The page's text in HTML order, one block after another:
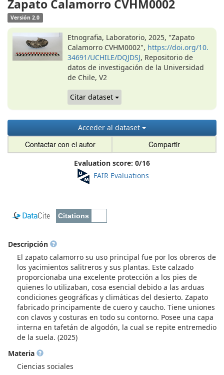
Zapato Calamorro CVHM0002
Versión 2.0
Etnografia, Laboratorio, 2025, "Zapato
Calamorro CVHM0002", https://doi.org/10.
34691/UCHILE/DQJDSJ, Repositorio de
datos de investigación de la Universidad
de Chile, V2
Citar dataset
Acceder al dataset
Contactar con el autor Compartir
Evaluation score: 0/16
FAIR Evaluations
Descripción
El zapato calamorro su uso principal fue por los obreros de
los yacimientos salitreros y sus plantas. Este calzado
proporcionaba una excelente protección a los pies de
quienes lo utilizaban, cosa esencial debido a las arduas
condiciones geográficas y climáticas del desierto. Zapato
fabricado principamente de cuero y caucho. Tiene uniones
con clavos y costuras en todo su contorno. Posee una capa
interna en tafetán de algodón, la cual se repite entremedio
de la suela. (2025)
Materia
Ciencias sociales